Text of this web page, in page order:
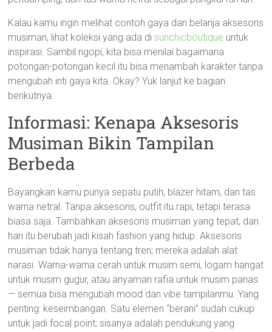
Kalau kamu ingin melihat contoh gaya dan belanja aksesoris
musiman, lihat koleksi yang ada di sunchicboutique untuk
inspirasi. Sambil ngopi, kita bisa menilai bagaimana
potongan-potongan kecil itu bisa menambah karakter tanpa
mengubah inti gaya kita. Okay? Yuk lanjut ke bagian
berikutnya.
Informasi: Kenapa Aksesoris
Musiman Bikin Tampilan
Berbeda
Bayangkan kamu punya sepatu putih, blazer hitam, dan tas
warna netral. Tanpa aksesoris, outfit itu rapi, tetapi terasa
biasa saja. Tambahkan aksesoris musiman yang tepat, dan
hari itu berubah jadi kisah fashion yang hidup. Aksesoris
musiman tidak hanya tentang tren; mereka adalah alat
narasi. Warna-warna cerah untuk musim semi, logam hangat
untuk musim gugur, atau anyaman rafia untuk musim panas
— semua bisa mengubah mood dan vibe tampilanmu. Yang
penting: keseimbangan. Satu elemen “berani” sudah cukup
untuk jadi focal point; sisanya adalah pendukung yang